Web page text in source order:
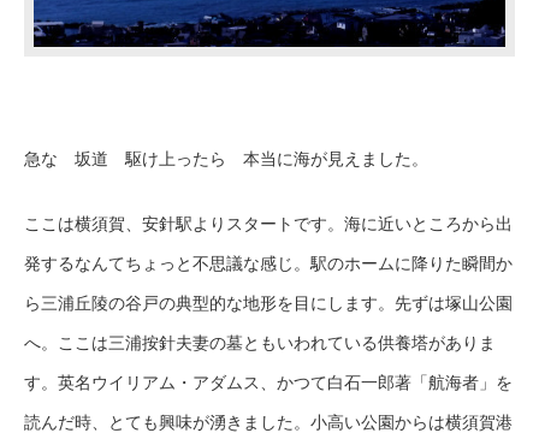
急な 坂道 駆け上ったら 本当に海が見えました。
ここは横須賀、安針駅よりスタートです。海に近いところから出
発するなんてちょっと不思議な感じ。駅のホームに降りた瞬間か
ら三浦丘陵の谷戸の典型的な地形を目にします。先ずは塚山公園
へ。ここは三浦按針夫妻の墓ともいわれている供養塔がありま
す。英名ウイリアム・アダムス、かつて白石一郎著「航海者」を
読んだ時、とても興味が湧きました。小高い公園からは横須賀港